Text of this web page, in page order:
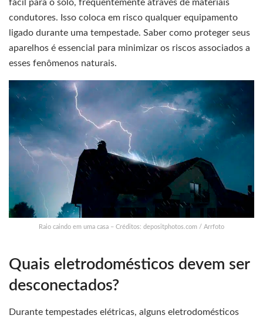
fácil para o solo, frequentemente através de materiais
condutores. Isso coloca em risco qualquer equipamento
ligado durante uma tempestade. Saber como proteger seus
aparelhos é essencial para minimizar os riscos associados a
esses fenômenos naturais.
Raio caindo em uma casa – Créditos: depositphotos.com / Arrfoto
Quais eletrodomésticos devem ser
desconectados?
Durante tempestades elétricas, alguns eletrodomésticos